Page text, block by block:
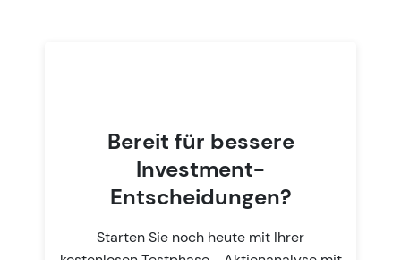
Bereit für bessere
Investment-
Entscheidungen?
Starten Sie noch heute mit Ihrer